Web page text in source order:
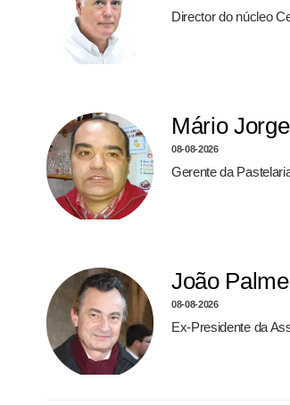
Director do núcleo
Mário Jorge
08-08-2026
Gerente da
João
08-08-2026
Ex-Presidente da